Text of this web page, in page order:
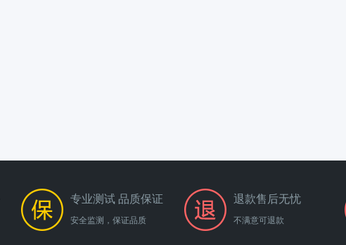
专业测试 品质保证
安全监测，保证品质
退款售后无忧
不满意可退款